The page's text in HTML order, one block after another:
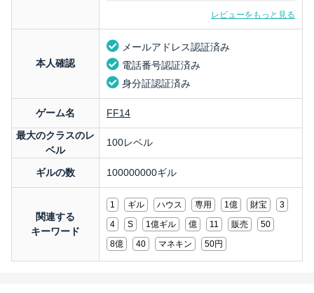
レビューをもっと見る
本人確認
メールアドレス認証済み
電話番号認証済み
身分証認証済み
ゲーム名
FF14
最大のクラスのレ
ベル
100レベル
ギルの数 100000000ギル
関連する
キーワード
1 ギル ハウス 専用 1億 財宝
3
4
S 1億ギル 億 11 販売
50
8億
40 マネキン 50円